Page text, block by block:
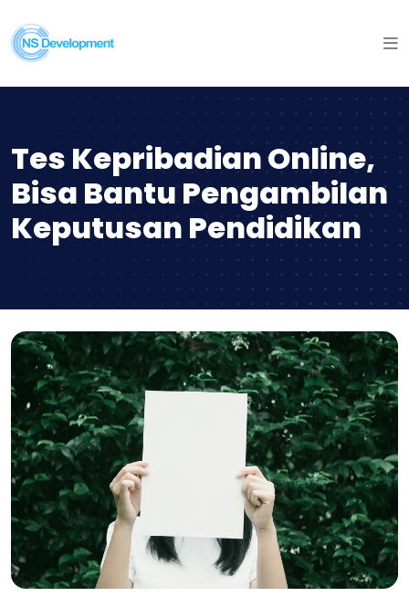
Tes Kepribadian Online,
Bisa Bantu Pengambilan
Keputusan Pendidikan